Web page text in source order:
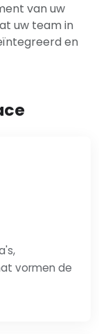
van uw
uw team in
en
vormen de